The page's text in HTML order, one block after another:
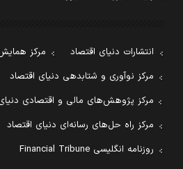
انتشارات دنیای اقتصاد
مرکز
مرکز نوآوری و شتابدهی دنیای اقتصاد
مرکز پژوهش‌های مالی و اقتصادی
مرکز راه حل‌های رسانه‌ای دنیای اقتصاد
روزنامه انگلیسی Financial Tribune